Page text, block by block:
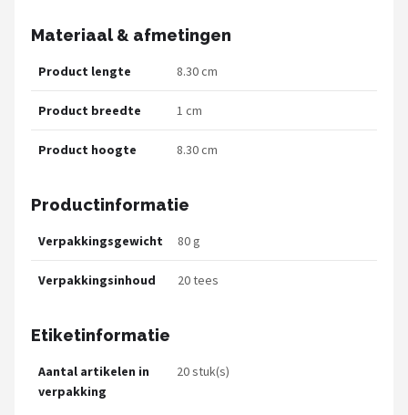
Materiaal & afmetingen
Product lengte 8.30 cm
Product breedte 1 cm
Product hoogte 8.30 cm
Productinformatie
Verpakkingsgewicht 80 g
Verpakkingsinhoud 20 tees
Etiketinformatie
Aantal artikelen in
verpakking
20 stuk(s)